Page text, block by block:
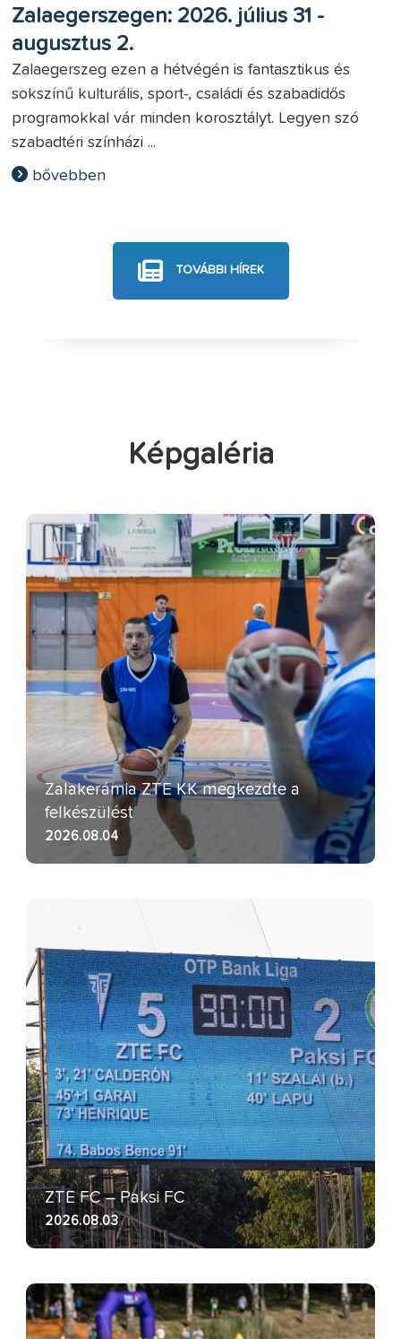
Zalaegerszegen: 2026. július 31 -
augusztus 2.
Zalaegerszeg ezen a hétvégén is fantasztikus és
sokszínű kulturális, sport-, családi és szabadidős
programokkal vár minden korosztályt. Legyen szó
szabadtéri színházi ...
bővebben
TOVÁBBI HÍREK
Képgaléria
Zalakerámia ZTE KK megkezdte a
felkészülést
2026.08.04
ZTE FC – Paksi FC
2026.08.03